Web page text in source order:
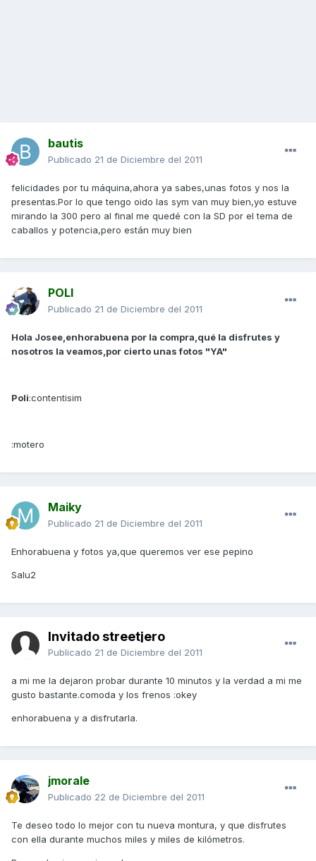
bautis
Publicado 21 de Diciembre del 2011
felicidades por tu máquina,ahora ya sabes,unas fotos y nos la
presentas.Por lo que tengo oido las sym van muy bien,yo estuve
mirando la 300 pero al final me quedé con la SD por el tema de
caballos y potencia,pero están muy bien
POLI
Publicado 21 de Diciembre del 2011
Hola Josee,enhorabuena por la compra,qué la disfrutes y
nosotros la veamos,por cierto unas fotos "YA"
Poli:contentisim
:motero
Maiky
Publicado 21 de Diciembre del 2011
Enhorabuena y fotos ya,que queremos ver ese pepino
Salu2
Invitado streetjero
Publicado 21 de Diciembre del 2011
a mi me la dejaron probar durante 10 minutos y la verdad a mi me
gusto bastante.comoda y los frenos :okey
enhorabuena y a disfrutarla.
jmorale
Publicado 22 de Diciembre del 2011
Te deseo todo lo mejor con tu nueva montura, y que disfrutes
con ella durante muchos miles y miles de kilómetros.